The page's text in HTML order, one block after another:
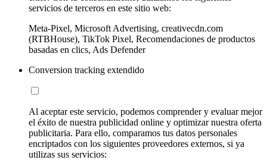
servicios de terceros en este sitio web:
Meta-Pixel, Microsoft Advertising, creativecdn.com
(RTBHouse), TikTok Pixel, Recomendaciones de productos
basadas en clics, Ads Defender
Conversion tracking extendido
Al aceptar este servicio, podemos comprender y evaluar mejor
el éxito de nuestra publicidad online y optimizar nuestra oferta
publicitaria. Para ello, comparamos tus datos personales
encriptados con los siguientes proveedores externos, si ya
utilizas sus servicios: